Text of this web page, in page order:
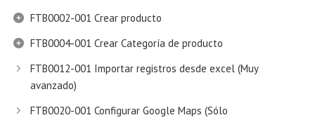
FTB0002-001 Crear producto
FTB0004-001 Crear Categoría de producto
FTB0012-001 Importar registros desde excel (Muy
avanzado)
FTB0020-001 Configurar Google Maps (Sólo